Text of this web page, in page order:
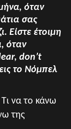
όταν
σας
Είστε έτοιμη
όταν
don’t
το Νόμπελ
να το κάνω
της